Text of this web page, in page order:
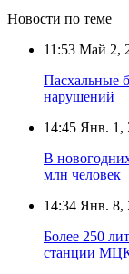
Новости по теме
11:53 Май 2,
Пасхальные
нарушений
14:45 Янв. 1,
В
млн человек
14:34 Янв. 8,
Более 250
станции